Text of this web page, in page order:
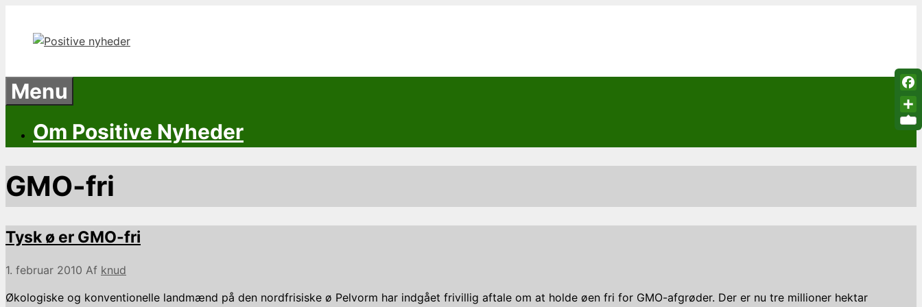
indhold
Menu
Om Positive Nyheder
GMO-fri
Tysk ø er GMO-fri
1. februar 2010 Af knud
Økologiske og konventionelle landmænd på den nordfrisiske ø Pelvorm har indgået frivillig aftale om at holde øen fri for GMO-afgrøder. Der er nu tre millioner hektar